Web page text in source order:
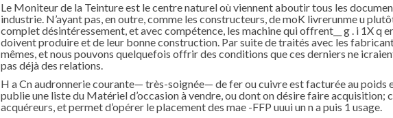
Le Moniteur de la Teinture est le centre naturel où viennent aboutir tous les
industrie. N’ayant pas, en outre, comme les constructeurs, de moK livrerunme u
complet désintéressement, et avec compétence, les machine qui offrent__ g . i 1X q
doivent produire et de leur bonne construction. Par suite de traités avec les
mêmes, et nous pouvons quelquefois offrir des conditions que ces derniers ne
pas déjà des relations.
H a Cn audronnerie courante— très-soignée— de fer ou cuivre est facturée au
publie une liste du Matériel d’occasion à vendre, ou dont on désire faire acquisition;
acquéreurs, et permet d’opérer le placement des mae -FFP uuui un n a puis 1 usage.